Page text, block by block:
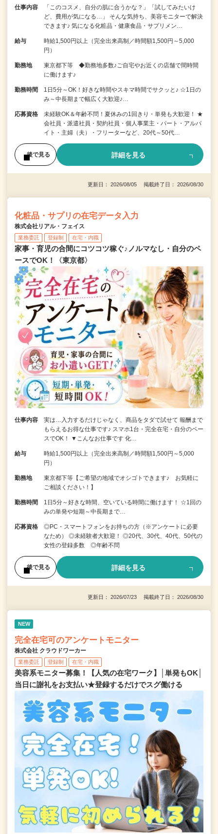
仕事内容
「このコスメ、自分の肌に合うかな？」「試してみたいけ
ど、費用が気になる…」 そんな気持ち、美容モニターで解決
できます♪ 気になる化粧品・健康食品・サプリメン…
給与
時給1,500円以上（完全出来高制／時間額1,500円～5,000
円）
勤務地
東京都下等 ◆勤務地多数♪ご自宅やお近くの店舗で間時間
に働けます♪
勤務時間
1日5分～OK！好きな時間やスキマ時間でサクッと♪ ☆1日の
み～中長期まで幅広く大歓迎♪…
応募資格
未経験OK＆年齢不問！夏休みの1回きり・単発も大歓迎！ ★
会社員・派遣社員・契約社員・個人事業主・パート・アルバ
イト・主婦（夫）・フリーターなど、20代～50代…
後で見る 詳細を見る
更新日： 2026/08/05 掲載終了日： 2026/08/30
化粧品・サプリの在宅データ入力
株式会社リアル・フェイス
業務委託 登録制 在宅・内職
家事・育児の合間にコツコツ稼ぐ♪ノルマなし・自分のペ
ースでOK！〈東京都〉
仕事内容
実は…入力するだけじゃなく、商品をタダで試せて 報酬まで
もらえるお得な仕事です♪ スマホ1台・完全在宅・自分のペー
スでOK！ ▼こんなお仕事です 化…
給与
時給1,500円以上（完全出来高制／時間額1,500円～5,000
円）
勤務地
東京都下等【ご希望の地域でオシゴトできます♪ お気軽に
ご相談ください！】
勤務時間
1日5分～好きな時間、空いている時間に働けます！ ☆1回の
みの単発や短期～中長期まで…
応募資格
◎PC・スマートフォンをお持ちの方（※アンケートに必要
なため） ◎未経験者大歓迎！ ◎20代、30代、40代、50代の
女性の登録多数 ◎年齢不問
後で見る 詳細を見る
更新日： 2026/07/23 掲載終了日： 2026/08/30
NEW
完全在宅可のアンケートモニター
株式会社 クラウドワーカー
業務委託 登録制 在宅・内職
美容系モニター募集！【人気の在宅ワーク】│単発もOK│
当日に謝礼をお支払い★登録するだけでスグ働ける